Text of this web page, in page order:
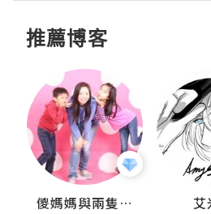
推薦博客
儍媽媽與兩隻小魔怪之家 艾